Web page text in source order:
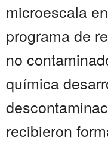
microescala
programa de
no
química
recibieron